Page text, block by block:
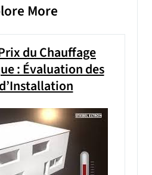
More
du Chauffage
: Évaluation des